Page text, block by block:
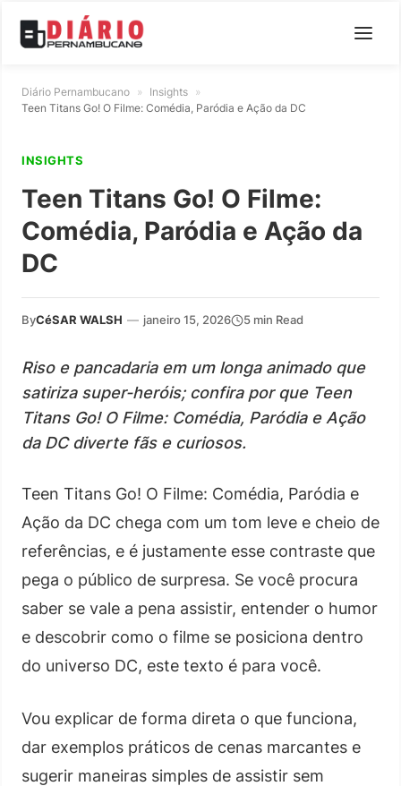
Diário Pernambucano » Insights »
Teen Titans Go! O Filme: Comédia, Paródia e Ação da DC
INSIGHTS
Teen Titans Go! O Filme:
Comédia, Paródia e Ação da
DC
ByCéSAR WALSH — janeiro 15, 2026 5 min Read
Riso e pancadaria em um longa animado que
satiriza super-heróis; confira por que Teen
Titans Go! O Filme: Comédia, Paródia e Ação
da DC diverte fãs e curiosos.
Teen Titans Go! O Filme: Comédia, Paródia e
Ação da DC chega com um tom leve e cheio de
referências, e é justamente esse contraste que
pega o público de surpresa. Se você procura
saber se vale a pena assistir, entender o humor
e descobrir como o filme se posiciona dentro
do universo DC, este texto é para você.
Vou explicar de forma direta o que funciona,
dar exemplos práticos de cenas marcantes e
sugerir maneiras simples de assistir sem